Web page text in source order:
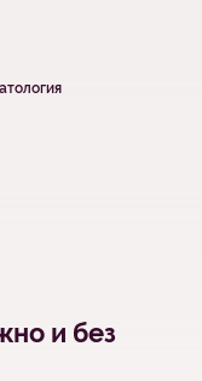
и без